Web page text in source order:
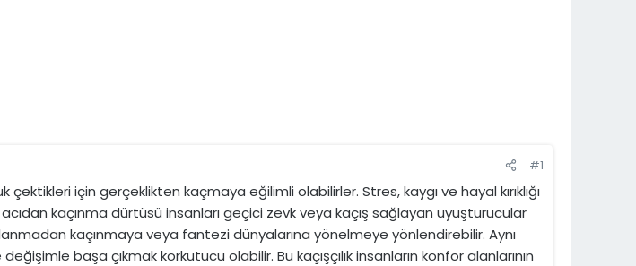
#1
için gerçeklikten kaçmaya eğilimli olabilirler. Stres, kaygı ve hayal kırıklığı
kaçınma dürtüsü insanları geçici zevk veya kaçış sağlayan uyuşturucular
kaçınmaya veya fantezi dünyalarına yönelmeye yönlendirebilir. Aynı
başa çıkmak korkutucu olabilir. Bu kaçışçılık insanların konfor alanlarının